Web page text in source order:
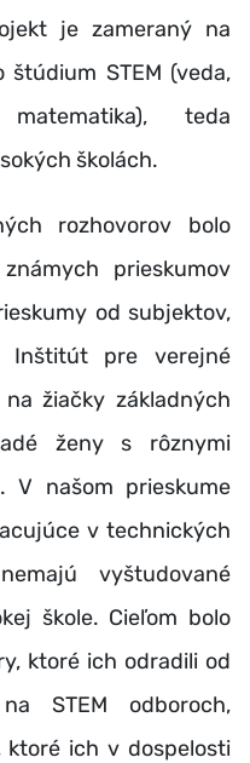
je zameraný na
STEM (veda,
teda
školách.
rozhovorov bolo
prieskumov
od subjektov,
Inštitút pre verejné
žiačky základných
ženy s rôznymi
V našom prieskume
v technických
vyštudované
škole. Cieľom bolo
ktoré ich odradili od
STEM odboroch,
ich v dospelosti